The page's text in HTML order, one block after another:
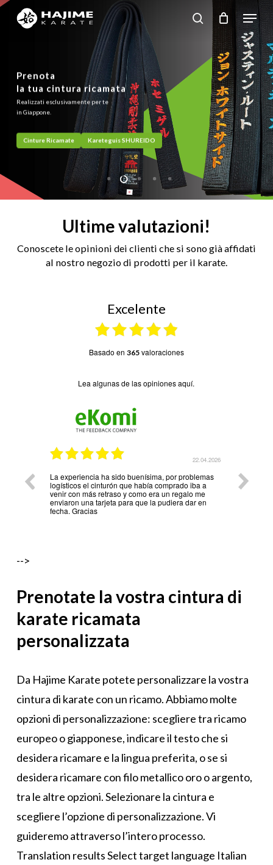
Skip
search
Menu
Distributori
ufficiale
SHUREIDO
Artículos SHUREIDO
Prenota
la tua cintura ricamata
Realizzati esclusivamente per te
in Giappone.
Cinture Ricamate Kareteguis SHUREIDO
Nuova gamma di karatguis
TOKAIDO
Qualità giapponese al miglior prezzo
Vedi Karateguis
Protezioni
TOKAIDO
Omologate dalla WKF
Vedi Protezioni
Esclusivo Tatami giapponese
Blu e bianco
Approvato dalla JKF
Tatami Fuji - JKF
Ultime valutazioni!
Conoscete le opinioni dei clienti che si sono già affidati
al nostro negozio di prodotti per il karate.
Excelente
basado en 365valoraciones
Lea algunas de las opiniones aquí.
22.04.2026
La experiencia ha sido buenísima, por problemas
logísticos el cinturón que había comprado iba a
venir con más retraso y como era un regalo me
enviaron una tarjeta para que la pudiera dar en
fecha. Gracias
Todo
-->
Prenotate la vostra cintura di
karate ricamata
personalizzata
Da Hajime Karate potete personalizzare la vostra
cintura di karate con un ricamo. Abbiamo molte
opzioni di personalizzazione: scegliere tra ricamo
europeo o giapponese, indicare il testo che si
desidera ricamare e la lingua preferita, o se si
desidera ricamare con filo metallico oro o argento,
tra le altre opzioni. Selezionare la cintura e
scegliere l’opzione di personalizzazione. Vi
guideremo attraverso l’intero processo.
Translation results Select target language Italian
Close
Menu